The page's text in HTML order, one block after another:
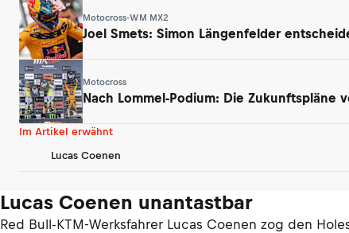
Motocross-WM MX2
Joel Smets: Simon Längenfelder
Motocross
Nach Lommel-Podium: Die Zukunftspläne
Im Artikel erwähnt
Lucas Coenen
Lucas Coenen unantastbar
Red Bull-KTM-Werksfahrer Lucas Coenen zog den